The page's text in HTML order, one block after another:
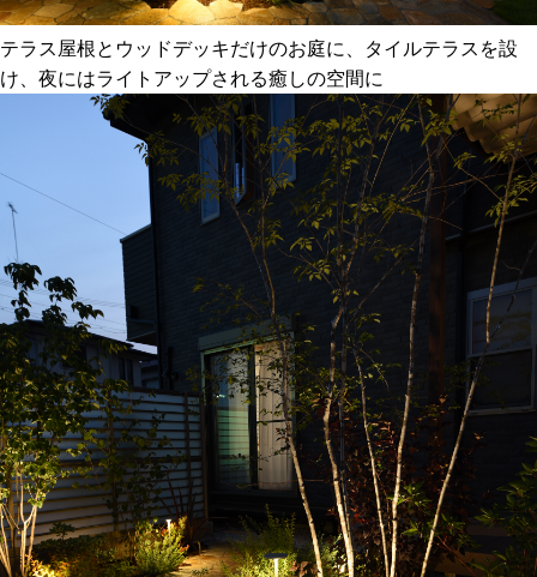
テラス屋根とウッドデッキだけのお庭に、タイルテラスを設
け、夜にはライトアップされる癒しの空間に